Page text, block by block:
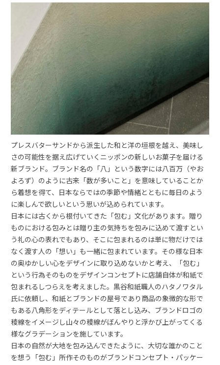
プレスバターサンドから派生した和と洋の垣根を越え、美味し
さの可能性を据え広げていくニッポンの新しいお菓子を届ける
新ブランド。ブランド名の「八」という数字には八百万（やお
よろず）のように古来「数が多いこと」を意味していることか
ら着想を得て、日本ならではの季節や情緒とともに毎日のよう
に楽しんで欲しいという思いが込められています。
日本には古くから根付いてきた「包む」文化があります。贈り
ものにおける包みとは贈り主の気持ちを包みに込めて渡すとい
う礼の心の表れでもあり、そこに包まれるのは単に物だけでは
なく渡す人の「想い」も一緒に包まれています。その様な日本
の奥ゆかしい心をデザインに取り込めないかと考え、「包む」
という行為そのものをデザインコンセプトに店舗自体が和紙で
包まれるしつらえを考えました。黒谷和紙職人のハタノワタル
氏に依頼し、和紙とブランドの屋号であり商品の象徴的な形で
もある八角形をディテールとして落とし込み、ブランドロゴの
稜線をイメージし山々の稜線がぼんやりと浮かび上がってくる
様なグラデーションを施しています。
日本の自然が大地を包み込んできたように、大切な誰かのこと
を想う「包む」所作そのものがブランドコンセプト・パッケー